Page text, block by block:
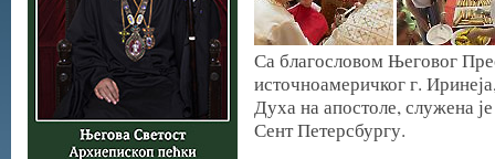
Са благословом Његовог
источноамеричког г.
Духа на апостоле, служена
Сент Петерсбургу.